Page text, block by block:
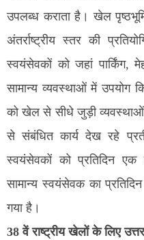
उपलब्ध कराता है। खेल
अंतर्राष्ट्रीय स्तर की
स्वयंसेवकों को जहां पार्किंग,
सामान्य व्यवस्थाओं में उपयोग
को खेल से सीधे जुड़ी व्यवस्थाओं
से संबंधित कार्य देख रहे
स्वयंसेवकों को प्रतिदिन एक
सामान्य स्वयंसेवक का
गया है।
38 वें राष्ट्रीय खेलों के लिए